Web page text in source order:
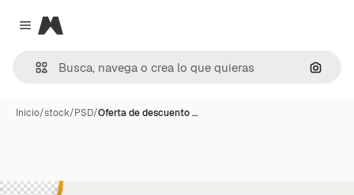
Close menu
Magnific
Inicio/stock/PSD/Oferta de descuento …